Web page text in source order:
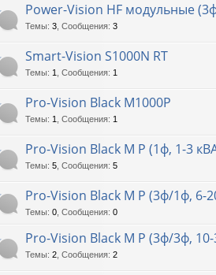
Power-Vision HF модульные
Темы: 3 Сообщения: 3
Smart-Vision S1000N RT
Темы: 1 Сообщения: 1
Pro-Vision Black M1000P
Темы: 1 Сообщения: 1
Pro-Vision Black M P (1ф, 1-3
Темы: 5 Сообщения: 5
Pro-Vision Black M P (3ф/1ф, 6-
Темы: 0 Сообщения: 0
Pro-Vision Black M P (3ф/3ф,
Темы: 2 Сообщения: 2